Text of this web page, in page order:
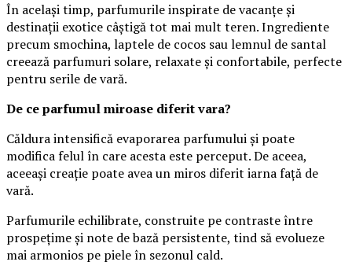
În același timp, parfumurile inspirate de vacanțe și
destinații exotice câștigă tot mai mult teren. Ingrediente
precum smochina, laptele de cocos sau lemnul de santal
creează parfumuri solare, relaxate și confortabile, perfecte
pentru serile de vară.
De ce parfumul miroase diferit vara?
Căldura intensifică evaporarea parfumului și poate
modifica felul în care acesta este perceput. De aceea,
aceeași creație poate avea un miros diferit iarna față de
vară.
Parfumurile echilibrate, construite pe contraste între
prospețime și note de bază persistente, tind să evolueze
mai armonios pe piele în sezonul cald.